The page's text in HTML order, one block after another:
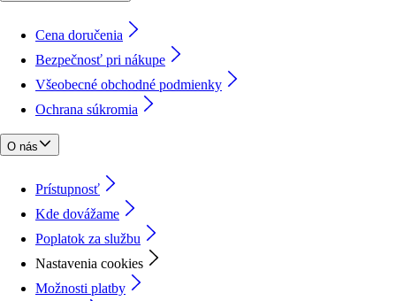
Cena doručenia
Bezpečnosť pri nákupe
Všeobecné obchodné podmienky
Ochrana súkromia
O nás
Prístupnosť
Kde dovážame
Poplatok za službu
Nastavenia cookies
Možnosti platby